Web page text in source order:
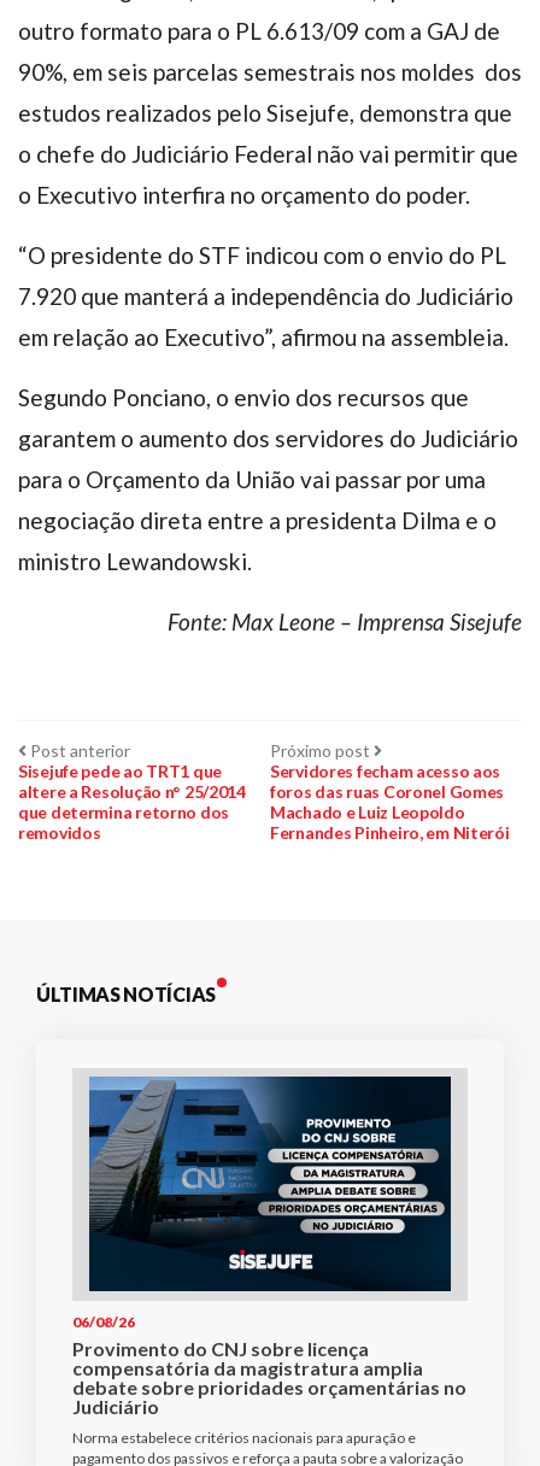
outro formato para o PL 6.613/09 com a GAJ de
90%, em seis parcelas semestrais nos moldes dos
estudos realizados pelo Sisejufe, demonstra que
o chefe do Judiciário Federal não vai permitir que
o Executivo interfira no orçamento do poder.
“O presidente do STF indicou com o envio do PL
7.920 que manterá a independência do Judiciário
em relação ao Executivo”, afirmou na assembleia.
Segundo Ponciano, o envio dos recursos que
garantem o aumento dos servidores do Judiciário
para o Orçamento da União vai passar por uma
negociação direta entre a presidenta Dilma e o
ministro Lewandowski.
Fonte: Max Leone – Imprensa Sisejufe
Navegação
de
Post
Post anteriorPost
anterior:
Sisejufe pede ao TRT1 que
altere a Resolução n° 25/2014
que determina retorno dos
removidos
Próximo post Próximo
post:
Servidores fecham acesso aos
foros das ruas Coronel Gomes
Machado e Luiz Leopoldo
Fernandes Pinheiro, em Niterói
ÚLTIMAS NOTÍCIAS
06/08/26
Provimento do CNJ sobre licença
compensatória da magistratura amplia
debate sobre prioridades orçamentárias no
Judiciário
Norma estabelece critérios nacionais para apuração e
pagamento dos passivos e reforça a pauta sobre a valorização